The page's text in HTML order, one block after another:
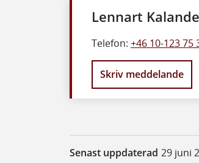
Lennart
Telefon: +46 10-123 75
Skriv meddelande
Senast uppdaterad 29 juni